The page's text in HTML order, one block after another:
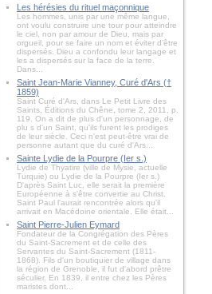
Les hérésies du rituel maçonnique
Les hommes, unis par une même langue,
ont voulu construire une tour pour atteindre
le ciel, non par amour de Dieu, mais par
orgueil, pour se faire un nom et éviter d’être
dispersés. Dieu a confondu leur langage et
les a dispersés sur la face de la terre.
Dans...
Saint Jean-Marie Vianney, Curé d'Ars (†
1859)
Saint Curé d'Ars, dans Le Petit Livre des
Saints, Éditions du Chêne, tome 2, 2011, p.
119. On a dit de plus d'un personnage, de
plu s d'un Saint, qu'ils furent les prodiges
de leur siècle. Ceci n'est peut-être vrai de
personne autant que du curé d'Ars...
Sainte Lydie de la Pourpre (Ier s.)
Lydie de Thyatire (ville de Mysie, actuelle
Turquie) ou Lydie de la Pourpre (Ier s.)
D'après Saint Luc, elle serait la première
Européenne à s'être convertie au Christ.
Saint Paul l'aurait rencontrée alors qu'il
arrivait en Macédoine orientale. Elle était...
Saint Pierre-Julien Eymard
Fondateur de la Congrégation des Pères
du Saint-Sacrement et de celle des
Servantes du Saint-Sacrement (1811-
1868). Fils d'un boutiquier de village dans
la région de Grenoble, il fut d'abord prêtre
séculier. En 1839, il entre chez les Pères
maristes dont...